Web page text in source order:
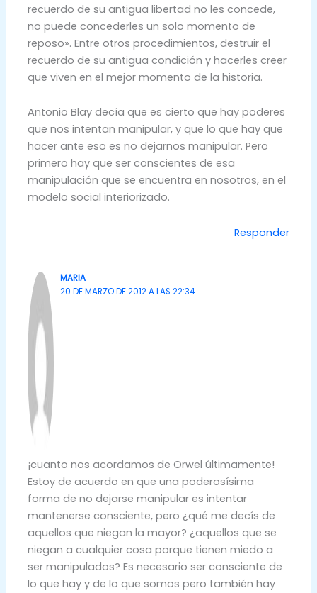
recuerdo de su antigua libertad no les concede,
no puede concederles un solo momento de
reposo». Entre otros procedimientos, destruir el
recuerdo de su antigua condición y hacerles creer
que viven en el mejor momento de la historia.
Antonio Blay decía que es cierto que hay poderes
que nos intentan manipular, y que lo que hay que
hacer ante eso es no dejarnos manipular. Pero
primero hay que ser conscientes de esa
manipulación que se encuentra en nosotros, en el
modelo social interiorizado.
Responder
MARIA
20 DE MARZO DE 2012 A LAS 22:34
¡cuanto nos acordamos de Orwel últimamente!
Estoy de acuerdo en que una poderosísima
forma de no dejarse manipular es intentar
mantenerse consciente, pero ¿qué me decís de
aquellos que niegan la mayor? ¿aquellos que se
niegan a cualquier cosa porque tienen miedo a
ser manipulados? Es necesario ser consciente de
lo que hay y de lo que somos pero también hay